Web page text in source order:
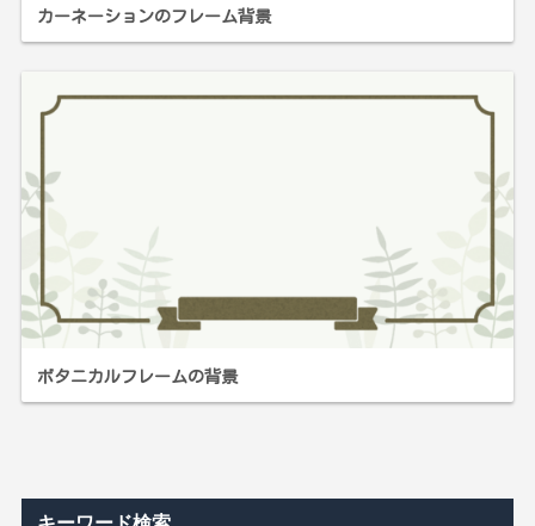
カーネーションのフレーム背景
ボタニカルフレームの背景